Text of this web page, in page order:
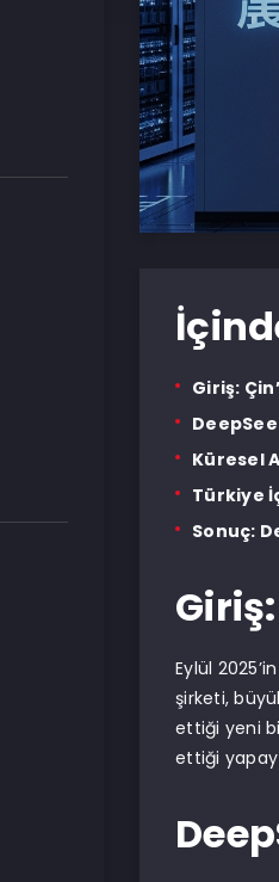
Giriş:
Küresel
Türkiye
Sonuç:
Eylül
şirketi,
ettiği yeni
ettiği yapay